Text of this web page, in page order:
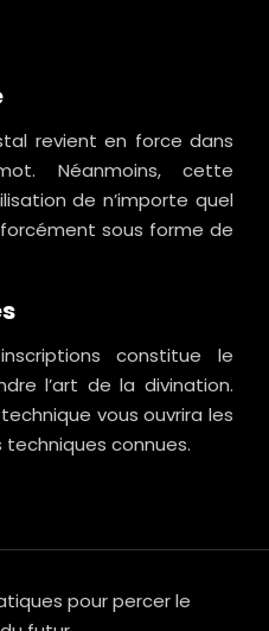
revient en force dans
Néanmoins, cette
de n’importe quel
sous forme de
constitue le
l’art de la divination.
vous ouvrira les
connues.
pour percer le